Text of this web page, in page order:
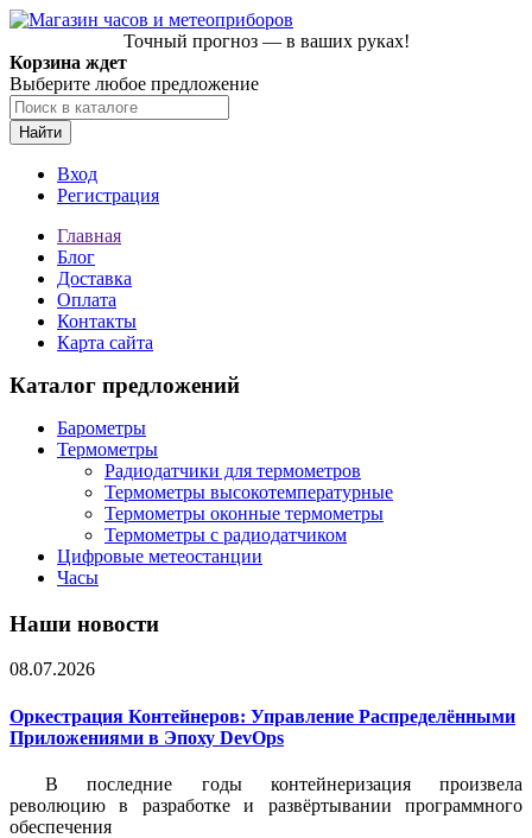
Точный прогноз — в ваших руках!
Корзина ждет
Выберите любое предложение
Найти
Вход
Регистрация
Главная
Блог
Доставка
Оплата
Контакты
Карта сайта
Каталог предложений
Барометры
Термометры
Радиодатчики для термометров
Термометры высокотемпературные
Термометры оконные термометры
Термометры с радиодатчиком
Цифровые метеостанции
Часы
Наши новости
08.07.2026
Оркестрация Контейнеров: Управление Распределёнными
Приложениями в Эпоху DevOps
В последние годы контейнеризация произвела
революцию в разработке и развёртывании программного
обеспечения